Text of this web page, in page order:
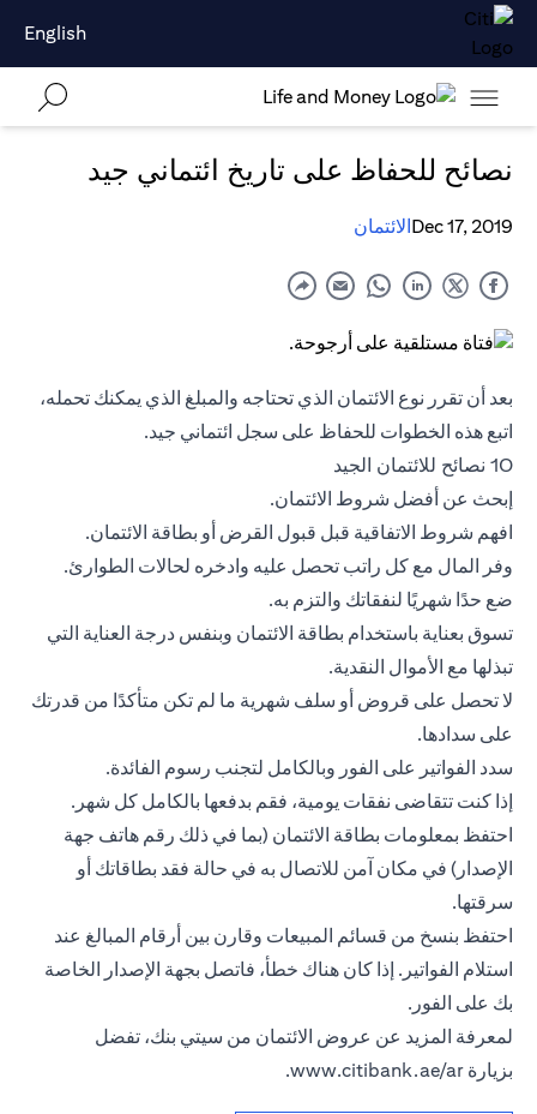
English
نصائح للحفاظ على تاريخ ائتماني جيد
Dec 17, 2019الائتمان
بعد أن تقرر نوع الائتمان الذي تحتاجه والمبلغ الذي يمكنك تحمله،
اتبع هذه الخطوات للحفاظ على سجل ائتماني جيد.
10 نصائح للائتمان الجيد
إبحث عن أفضل شروط الائتمان.
افهم شروط الاتفاقية قبل قبول القرض أو بطاقة الائتمان.
وفر المال مع كل راتب تحصل عليه وادخره لحالات الطوارئ.
ضع حدًا شهريًا لنفقاتك والتزم به.
تسوق بعناية باستخدام بطاقة الائتمان وبنفس درجة العناية التي
تبذلها مع الأموال النقدية.
لا تحصل على قروض أو سلف شهرية ما لم تكن متأكدًا من قدرتك
على سدادها.
سدد الفواتير على الفور وبالكامل لتجنب رسوم الفائدة.
إذا كنت تتقاضى نفقات يومية، فقم بدفعها بالكامل كل شهر.
احتفظ بمعلومات بطاقة الائتمان (بما في ذلك رقم هاتف جهة
الإصدار) في مكان آمن للاتصال به في حالة فقد بطاقاتك أو
سرقتها.
احتفظ بنسخ من قسائم المبيعات وقارن بين أرقام المبالغ عند
استلام الفواتير. إذا كان هناك خطأ، فاتصل بجهة الإصدار الخاصة
بك على الفور.
لمعرفة المزيد عن عروض الائتمان من سيتي بنك، تفضل
بزيارة www.citibank.ae/ar
.